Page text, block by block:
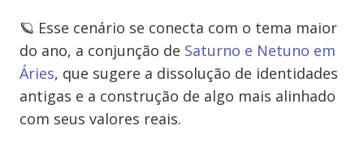
🪐 Esse cenário se conecta com o tema maior
do ano, a conjunção de Saturno e Netuno em
Áries, que sugere a dissolução de identidades
antigas e a construção de algo mais alinhado
com seus valores reais.